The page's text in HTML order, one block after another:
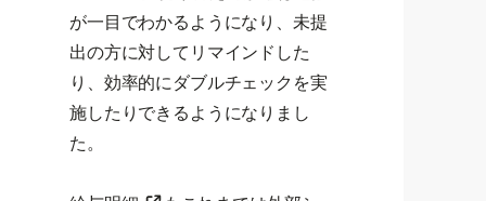
が一目でわかるようになり、未提
出の方に対してリマインドした
り、効率的にダブルチェックを実
施したりできるようになりまし
た。